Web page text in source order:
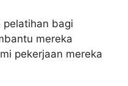
pelatihan bagi
mereka
pekerjaan mereka